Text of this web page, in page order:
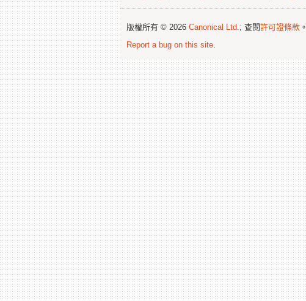
版權所有 © 2026 Canonical Ltd.; 查閱許可證條款
Report a bug on this site.